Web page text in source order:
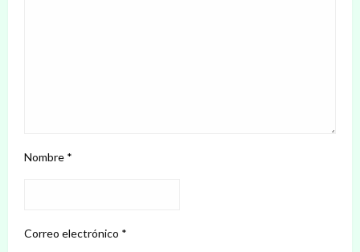
Nombre *
Correo electrónico *